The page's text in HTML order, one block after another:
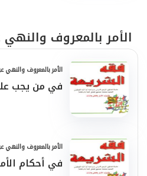
الأمر بالمعروف
الأمر بالمعروف والنهي
في من يجب
الأمر بالمعروف والنهي
في أحكام